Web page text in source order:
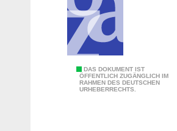
s
DAS DOKUMENT IST
ÖFFENTLICH ZUGÄNGLICH IM
RAHMEN DES DEUTSCHEN
URHEBERRECHTS.